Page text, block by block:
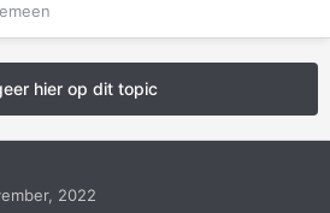
hier op dit topic
2022